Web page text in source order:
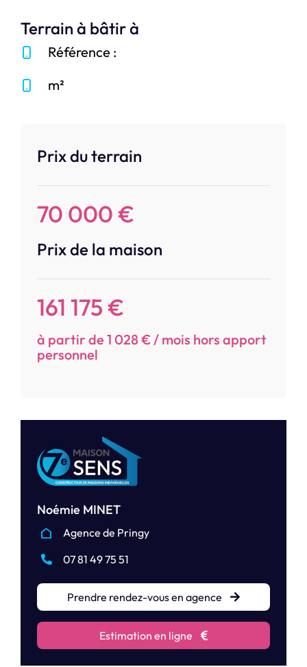
Prix du terrain
70 000 €
Prix de la maison
161 175 €
à partir de 1 028 € / mois hors apport
personnel
Noémie MINET
Agence de Pringy
07 81 49 75 51
Prendre rendez-vous en agence
Estimation en ligne
Terrain à bâtir à
Référence :
m²